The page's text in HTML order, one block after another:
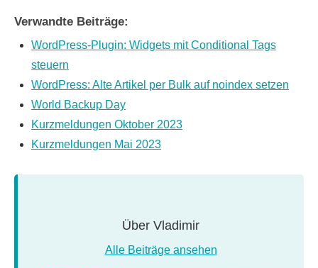
Verwandte Beiträge:
WordPress-Plugin: Widgets mit Conditional Tags
steuern
WordPress: Alte Artikel per Bulk auf noindex setzen
World Backup Day
Kurzmeldungen Oktober 2023
Kurzmeldungen Mai 2023
Über Vladimir
Alle Beiträge ansehen